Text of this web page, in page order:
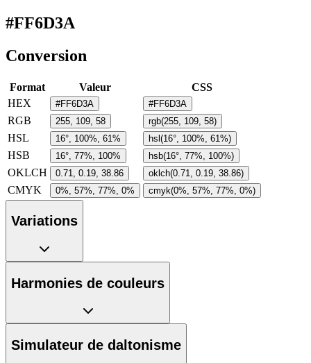
#FF6D3A
Conversion
Format Valeur
CSS
HEX
#FF6D3A #FF6D3A
RGB 255, 109, 58 rgb(255, 109, 58)
HSL 16°, 100%, 61% hsl(16°, 100%, 61%)
HSB 16°, 77%, 100% hsb(16°, 77%, 100%)
OKLCH 0.71, 0.19, 38.86 oklch(0.71, 0.19, 38.86)
CMYK 0%, 57%, 77%, 0% cmyk(0%, 57%, 77%, 0%)
Variations
Harmonies de couleurs
Simulateur de daltonisme